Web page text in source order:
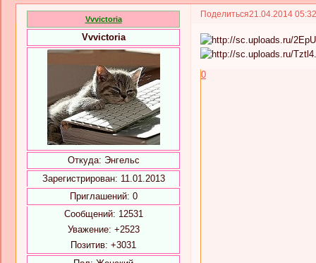
Поделиться21.04.2014
Vvvictoria
Vvvictoria
Откуда: Энгельс
Зарегистрирован: 11.01.2013
Приглашений: 0
Сообщений: 12531
Уважение: +2523
Позитив: +3031
0